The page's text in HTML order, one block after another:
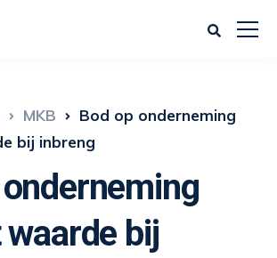
MKB
Bod op onderneming
bij inbreng
waarde bij